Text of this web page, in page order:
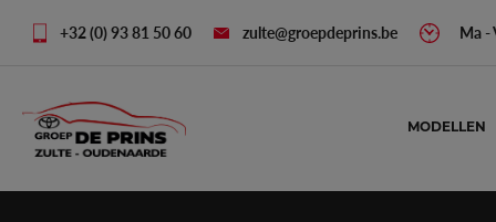
+32 (0) 93 81 50 60 zulte@groepdeprins.be Ma
MODELLEN